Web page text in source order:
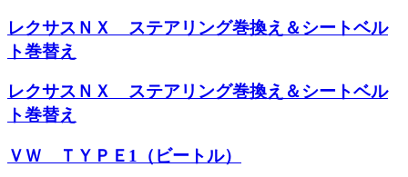
レクサスＮＸ ステアリング巻換え＆シートベル
ト巻替え
レクサスＮＸ ステアリング巻換え＆シートベル
ト巻替え
ＶＷ ＴＹＰＥ1（ビートル）